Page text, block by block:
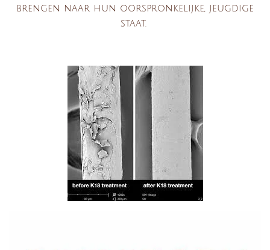
brengen naar hun oorspronkelijke, jeugdige
staat.